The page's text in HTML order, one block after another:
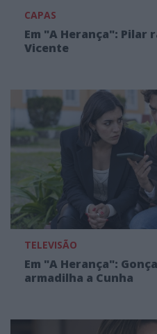
CAPAS
Em "A Herança": Pilar
Vicente
TELEVISÃO
Em "A Herança":
armadilha a Cunha